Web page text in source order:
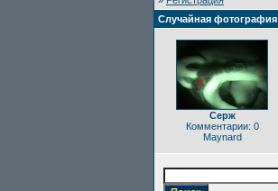
Случайная фотография
Серж
Комментарии: 0
Maynard